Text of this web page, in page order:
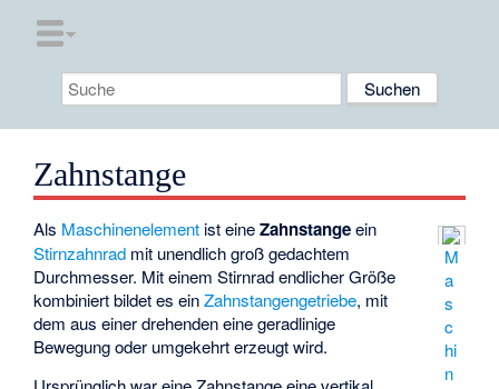
Zahnstange
M
a
s
c
hi
n
Als Maschinenelement ist eineZahnstangeein
Stirnzahnrad mit unendlich groß gedachtem
Durchmesser. Mit einem Stirnrad endlicher Größe
kombiniert bildet es einZahnstangengetriebe, mit
dem aus einer drehenden eine geradlinige
Bewegung oder umgekehrt erzeugt wird.